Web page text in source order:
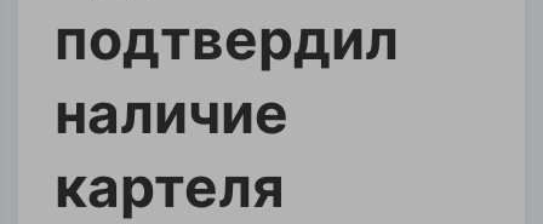
подтвердил
наличие
картеля